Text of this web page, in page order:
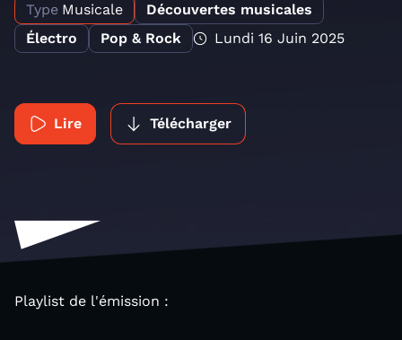
Type Musicale
Découvertes musicales
Électro
Pop & Rock Lundi 16 Juin 2025
Lire Télécharger
Playlist de l'émission :